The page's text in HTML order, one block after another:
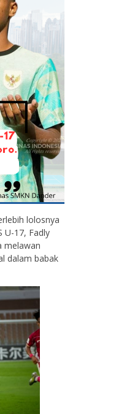
lolosnya
U-17, Fadly
melawan
dalam babak